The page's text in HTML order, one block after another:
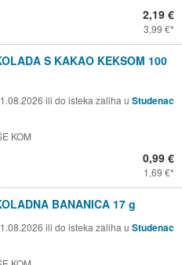
2,19 €
3,99 €
S KAKAO KEKSOM 100
ili do isteka zaliha u Studenac
KOM
0,99 €
1,69 €
BANANICA 17 g
ili do isteka zaliha u Studenac